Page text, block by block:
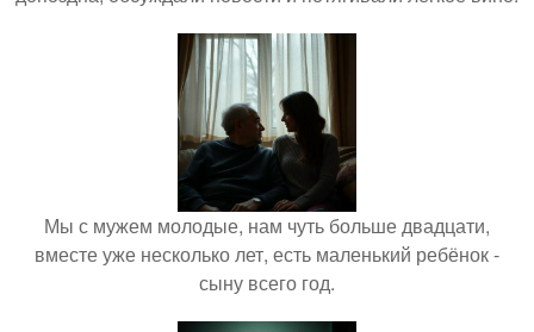
Мы с мужем молодые, нам чуть больше двадцати,
вместе уже несколько лет, есть маленький ребёнок -
сыну всего год.